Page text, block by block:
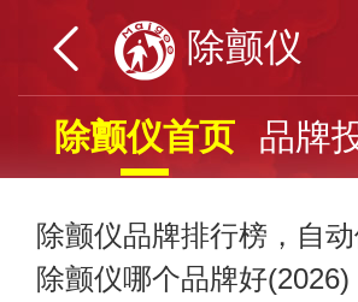
除颤仪
除颤仪首页 品牌
除颤仪品牌排行榜，自
除颤仪哪个品牌好(2026)